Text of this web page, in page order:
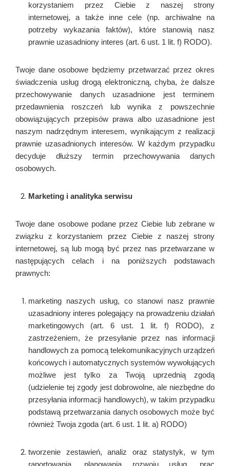
korzystaniem przez Ciebie z naszej strony
internetowej, a także inne cele (np. archiwalne na
potrzeby wykazania faktów), które stanowią nasz
prawnie uzasadniony interes (art. 6 ust. 1 lit. f) RODO).
Twoje dane osobowe będziemy przetwarzać przez okres
świadczenia usług drogą elektroniczną, chyba, że dalsze
przechowywanie danych uzasadnione jest terminem
przedawnienia roszczeń lub wynika z powszechnie
obowiązujących przepisów prawa albo uzasadnione jest
naszym nadrzędnym interesem, wynikającym z realizacji
prawnie uzasadnionych interesów. W każdym przypadku
decyduje dłuższy termin przechowywania danych
osobowych.
Marketing i analityka serwisu
Twoje dane osobowe podane przez Ciebie lub zebrane w
związku z korzystaniem przez Ciebie z naszej strony
internetowej, są lub mogą być przez nas przetwarzane w
następujących celach i na poniższych podstawach
prawnych:
marketing naszych usług, co stanowi nasz prawnie
uzasadniony interes polegający na prowadzeniu działań
marketingowych (art. 6 ust. 1 lit. f) RODO), z
zastrzeżeniem, że przesyłanie przez nas informacji
handlowych za pomocą telekomunikacyjnych urządzeń
końcowych i automatycznych systemów wywołujących
możliwe jest tylko za Twoją uprzednią zgodą
(udzielenie tej zgody jest dobrowolne, ale niezbędne do
przesyłania informacji handlowych), w takim przypadku
podstawą przetwarzania danych osobowych może być
również Twoja zgoda (art. 6 ust. 1 lit. a) RODO)
tworzenie zestawień, analiz oraz statystyk, w tym
raportowania, planowania rozwoju usług, prac